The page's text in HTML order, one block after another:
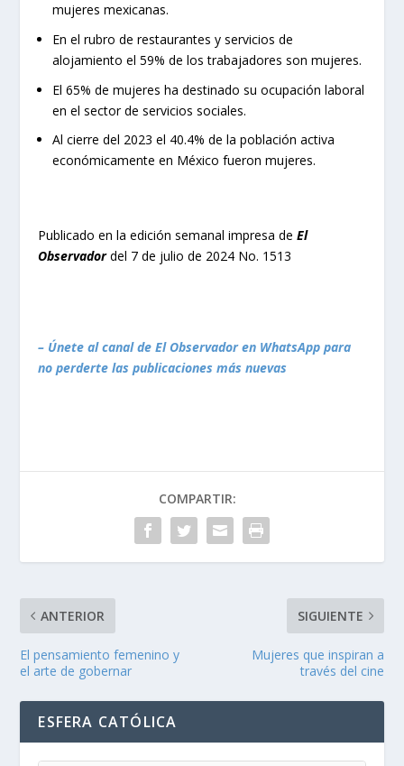
mujeres mexicanas.
En el rubro de restaurantes y servicios de
alojamiento el 59% de los trabajadores son mujeres.
El 65% de mujeres ha destinado su ocupación laboral
en el sector de servicios sociales.
Al cierre del 2023 el 40.4% de la población activa
económicamente en México fueron mujeres.
Publicado en la edición semanal impresa deEl
Observadordel 7 de julio de 2024 No. 1513
– Únete al canal de El Observador en WhatsApp para
no perderte las publicaciones más nuevas
COMPARTIR:
ANTERIOR
El pensamiento femenino y
el arte de gobernar
SIGUIENTE
Mujeres que inspiran a
través del cine
ESFERA CATÓLICA